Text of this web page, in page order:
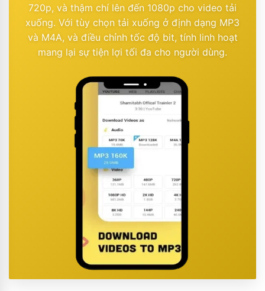
720p, và thậm chí lên đến 1080p cho video tải
xuống. Với tùy chọn tải xuống ở định dạng MP3
và M4A, và điều chỉnh tốc độ bit, tính linh hoạt
mang lại sự tiện lợi tối đa cho người dùng.